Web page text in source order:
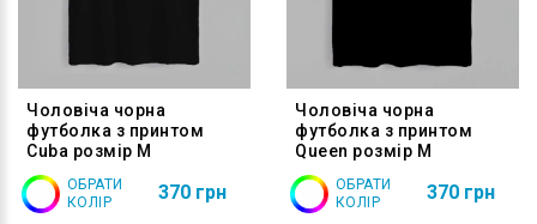
Чоловіча чорна
футболка з принтом
Cuba розмір M
ОБРАТИ
КОЛІР
370 грн
Чоловіча чорна
футболка з принтом
Queen розмір M
ОБРАТИ
КОЛІР
370 грн